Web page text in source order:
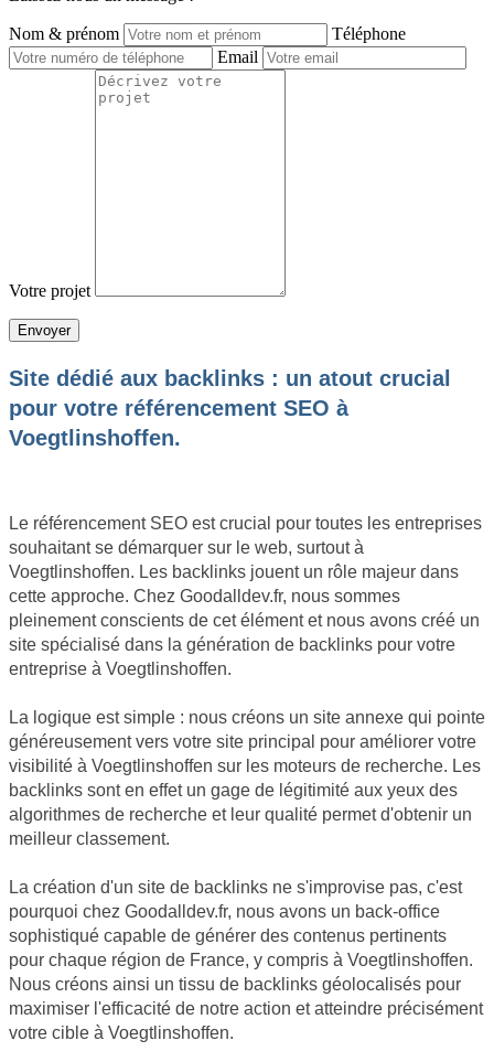
Nom & prénom
Téléphone
Email
Votre projet
Site dédié aux backlinks : un atout crucial
pour votre référencement SEO à
Voegtlinshoffen.
Le référencement SEO est crucial pour toutes les entreprises
souhaitant se démarquer sur le web, surtout à
Voegtlinshoffen. Les backlinks jouent un rôle majeur dans
cette approche. Chez Goodalldev.fr, nous sommes
pleinement conscients de cet élément et nous avons créé un
site spécialisé dans la génération de backlinks pour votre
entreprise à Voegtlinshoffen.
La logique est simple : nous créons un site annexe qui pointe
généreusement vers votre site principal pour améliorer votre
visibilité à Voegtlinshoffen sur les moteurs de recherche. Les
backlinks sont en effet un gage de légitimité aux yeux des
algorithmes de recherche et leur qualité permet d'obtenir un
meilleur classement.
La création d'un site de backlinks ne s'improvise pas, c'est
pourquoi chez Goodalldev.fr, nous avons un back-office
sophistiqué capable de générer des contenus pertinents
pour chaque région de France, y compris à Voegtlinshoffen.
Nous créons ainsi un tissu de backlinks géolocalisés pour
maximiser l'efficacité de notre action et atteindre précisément
votre cible à Voegtlinshoffen.